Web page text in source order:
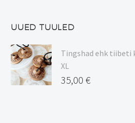
UUED TUULED
Tingshad ehk tiibeti
XL
35,00 €